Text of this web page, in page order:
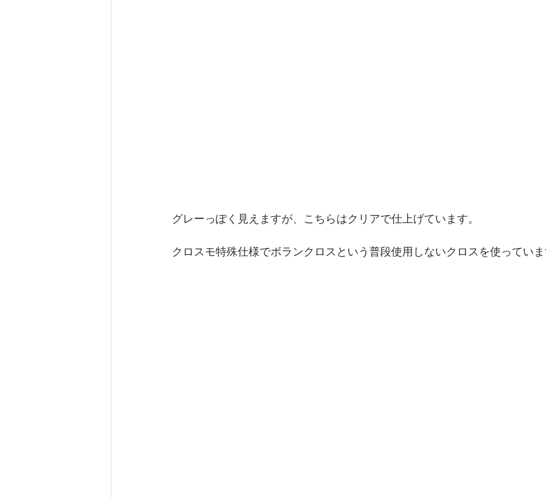
グレーっぽく見えますが、こちらはクリアで仕上げています。
クロスモ特殊仕様でボランクロスという普段使用しないクロスを使ってい